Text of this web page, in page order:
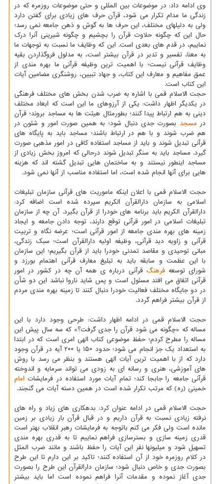
وی ادامه داد: در موضوعات بین المللی و حتی موضوعات روزمره که در
زندگی ما مدام تکرار می شود، قرآن حرف های زیادی برای گفتن دارد
ولی به دلیلهای مختلف، این حرف ها به گوش و ذهن جامعه نمی رسد؛
حال این که چگونه حلاوت قرآن را بچشیم و چگونه شیرینی آنرا درک
نماییم، در قدم های بعدی است. این که وظایف ما نسبت به توجهات ما
به معنا، تفسیر و تدبر در قرآن بیشتر است، به مدلول فروگذاردن بقیه
وظایف قرآنی نیست؛ با اهمیت ترین وظیفه قرآنی ما بهره مندی از
عمق مفاهیم و معارف این کتاب، و جهاد تبیین، روشنگری مضامین آیات
این کتاب است.
حجت الاسلام قمی با اشاره به ضرب شدن بخش های مختلف فرهنگی
در یکدیگر اظهار داشت: یکی از آرزوهای ما این است که ابعاد مختلف
دینی به هم ارتباط پیدا کنند؛ بطورمثال هیئت ها به مساجد بروند؛ قرآن
در مسجد بصورت جدی دنبال شود؛ به همین صورت امور و شئون در
هم ضرب شوند و با هم در ارتباط باشند؛ مساجد باید به پایگاه های
قرآنی تبدیل شوند و باید از مساجد استفاده کافی در امور مذهبی صورت
گیرد. مساجد باید به سنگر تبدیل شوند درحالی که امروز بخش زیادی از
مساجد اینطور نیستند و به ساختمان هایی تبدیل گشته اند که هزینه
هایی برای آنها انجام شده است، اما استفاده مناسب از آنها نمی شود.
حجت الاسلام قمی با اعلان اینکه ماموریت های قرآنی سازمان تبلیغات
اسلامی به سازمان دارالقرآن الکریم سپرده شده است اضافه کرد:
دارالقرآن الکریم باید برنامه های خودرا از قرآن بگیرد. آن چه از سازمان
تبلیغات اسلامی در امور قرآنی توقع دارند، توجه دادن جامعه و ایجاد
زمینه های بهره مندی جامعه از امور قرآنی است؛ عرضه نگاه و تربیت
قرآنی و زاویه دید قرآنی، وظیفه اولیه دارالقرآن است؛ سبک زندگی،
مبانی توحیدی و مقاصد تمدنی خودرا باید از قرآن بگیریم؛ این سازمان
با این عظمت و سابقه باید به تبلیغ معارف قرآنی اهتمام بورزد و
شورای توسعهفرهنگ قرآنی درباره ی همه آن چه در کشور در امور
قرآنی اتفاق می افتد مسئول است و پس شاید ناروا نباشد این دو شأن
در دو جایگاه مختلف فعالیت خودرا دنبال کنند تا زمینه بهره مندی مردم
از قرآن بیشتر فراهم گردد.
حجت الاسلام قمی در ادامه اظهار داشت: طرحی وجود دارد با این
مساله که «چگونه می شود قرآن را جدی گرفت؟» که سه سال پیش این
مساله را مطرح کردم؛ حفظ موضوعی کتاب الهی امری است که در ابتدا
به استعداد یک جز انجام می شود؛ حدود ۱۵۰ یا ۲۰۰ آیه در قرآن وجود
دارد که از با اهمیت ترین آیات الهی هستند و بنظر می رسد با روش
های آموزشی، هنری و رسانه ای به زودی می تواند سرمایه و اندوخته
قرآنی جامعه را جابجا کند؛ تمام آیات مورد استفاده در فرمایشات امام
خمینی (ره) که مرتب تکرار شده است در همین دسته آیات می گنجند.
حجت الاسلام قمی در ادامه عنوان کرد: بدهکاری های زیاد و راه های
نرفته زیادی نسبت به قرآن داریم و در قبال قرآن بار زیادی بر زمین
مانده است ولی فکر می کنم باتوجه به فرمایشات رهبر انقلاب بهتر است
قدری زمینه سازی و بسترسازی فراهم نماییم تا به قدری بهره مندی
تسهیل شود و میلیونها نفر این آیات را حفظ باشند و مانند ضرب المثل
در کلام روزمره خود از آن استفاده کنند؛ تاکید بر این دارم تا این طرح
بصورت جدی و خاص دنبال شود؛ سازمان دارالقرآن این طرح را بصورت
جدی آغاز نموده و مقدمات آنرا فراهم نموده است اما باید بیشتر